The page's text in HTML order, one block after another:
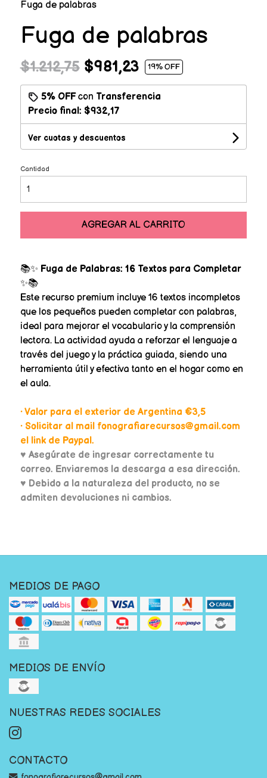
Fuga de palabras
Fuga de palabras
$1.212,75$981,23 19% OFF
5% OFFcon Transferencia
Precio final: $932,17
Ver cuotas y descuentos
Cantidad
AGREGAR AL CARRITO
📚✨ Fuga de Palabras: 16 Textos para Completar
✨📚
Este recurso premium incluye 16 textos incompletos
que los pequeños pueden completar con palabras,
ideal para mejorar el vocabulario y la comprensión
lectora. La actividad ayuda a reforzar el lenguaje a
través del juego y la práctica guiada, siendo una
herramienta útil y efectiva tanto en el hogar como en
el aula.
• Valor para el exterior de Argentina €3,5
• Solicitar al mail fonografiarecursos@gmail.com
el link de Paypal.
♥ Asegúrate de ingresar correctamente tu
correo. Enviaremos la descarga a esa dirección.
♥ Debido a la naturaleza del producto, no se
admiten devoluciones ni cambios.
MEDIOS DE PAGO
MEDIOS DE ENVÍO
NUESTRAS REDES SOCIALES
CONTACTO